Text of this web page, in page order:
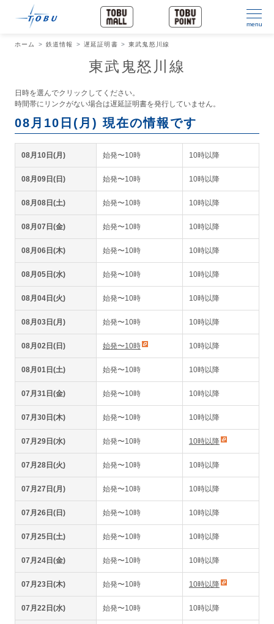
menu
ホーム 鉄道情報 遅延証明書 東武鬼怒川線
東武鬼怒川線
日時を選んでクリックしてください。
時間帯にリンクがない場合は遅延証明書を発行していません。
08月10日(月) 現在の情報です
08月10日(月) 始発〜10時 10時以降
08月09日(日) 始発〜10時 10時以降
08月08日(土) 始発〜10時 10時以降
08月07日(金) 始発〜10時 10時以降
08月06日(木) 始発〜10時 10時以降
08月05日(水) 始発〜10時 10時以降
08月04日(火) 始発〜10時 10時以降
08月03日(月) 始発〜10時 10時以降
08月02日(日) 始発〜10時 10時以降
08月01日(土) 始発〜10時 10時以降
07月31日(金) 始発〜10時 10時以降
07月30日(木) 始発〜10時 10時以降
07月29日(水) 始発〜10時 10時以降
07月28日(火) 始発〜10時 10時以降
07月27日(月) 始発〜10時 10時以降
07月26日(日) 始発〜10時 10時以降
07月25日(土) 始発〜10時 10時以降
07月24日(金) 始発〜10時 10時以降
07月23日(木) 始発〜10時 10時以降
07月22日(水) 始発〜10時 10時以降